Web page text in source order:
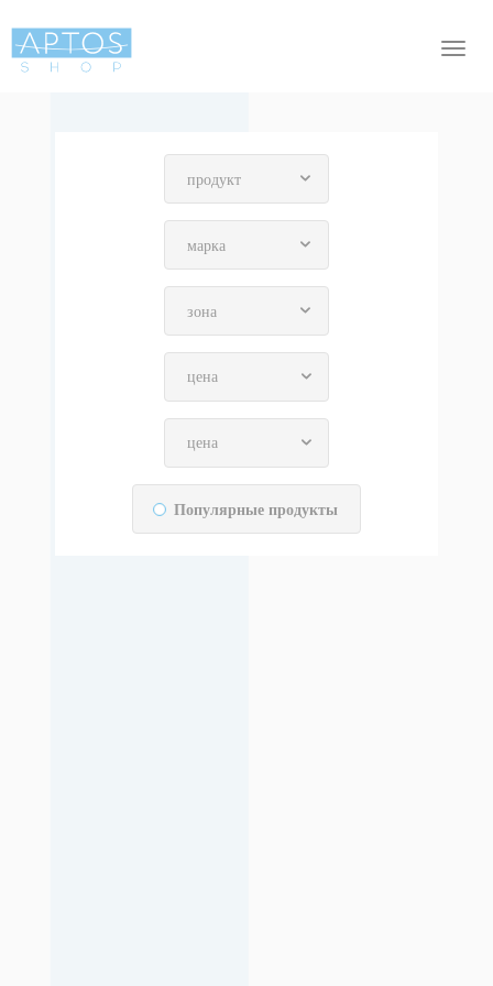
цена
цена
Популярные продукты